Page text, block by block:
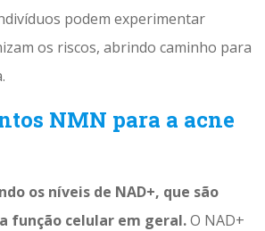
podem experimentar
os riscos, abrindo caminho para
NMN para a acne
os níveis de NAD+, que são
função celular em geral.O NAD+